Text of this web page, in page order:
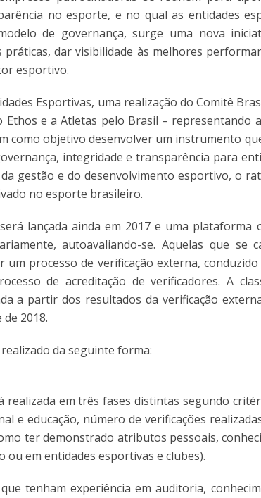
no esporte, e no qual as entidades
de governança, surge uma nova
dar visibilidade às melhores
esportivo.
Esportivas, uma realização do Comitê
e a Atletas pelo Brasil – representando
como objetivo desenvolver um instrumento
integridade e transparência para
gestão e do desenvolvimento esportivo, o
no esporte brasileiro.
lançada ainda em 2017 e uma plataforma
autoavaliando-se. Aquelas que se
um processo de verificação externa,
de acreditação de verificadores. A
a partir dos resultados da verificação
2018.
da seguinte forma:
realizada em três fases distintas segundo
e educação, número de verificações
ter demonstrado atributos pessoais,
ou em entidades esportivas e clubes).
tenham experiência em auditoria,